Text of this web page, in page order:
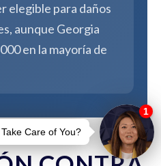
elegible para daños
aunque Georgia
en la mayoría de